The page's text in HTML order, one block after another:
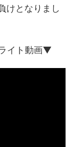
けとなりまし
イト動画▼